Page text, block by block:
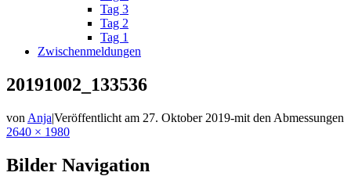
Tag 3
Tag 2
Tag 1
Zwischenmeldungen
20191002_133536
von Anja|Veröffentlicht am 27. Oktober 2019-mit den Abmessungen
2640 × 1980
Bilder Navigation